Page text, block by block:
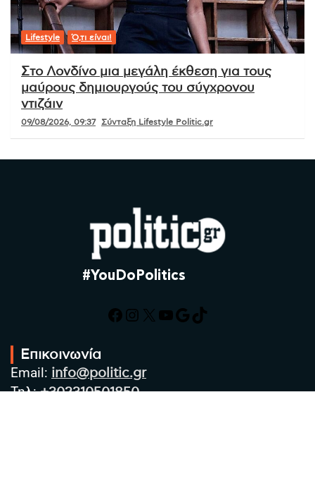
Lifestyle Ό,τι είναι!
Στο Λονδίνο μια μεγάλη έκθεση για τους
μαύρους δημιουργούς του σύγχρονου
ντιζάιν
09/08/2026, 09:37 Σύνταξη Lifestyle Politic.gr
#YouDoPolitics
Facebook
Instagram
X YouTube
Google
TikTok
Επικοινωνία
Email: info@politic.gr
Τηλ:+302310501850